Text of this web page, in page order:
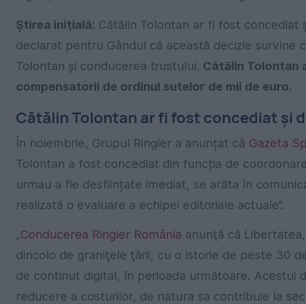
Ştirea iniţială: Cătălin Tolontan ar fi fost concediat
declarat pentru Gândul că această decizie survine
Tolontan și conducerea trustului. Cătălin Tolontan
compensatorii de ordinul sutelor de mii de euro.
Cătălin Tolontan ar fi fost concediat și
În noiembrie, Grupul Ringier a anunțat că Gazeta
Tolontan a fost concediat din funcția de
urmau a fie desființate imediat, se arăta în
realizată o evaluare a echipei editoriale actuale”.
„Conducerea Ringier România anunţă că
dincolo de graniţele ţării, cu o istorie de peste 30
de continut digital, în perioada următoare. Acestui
reducere a costurilor, de natura sa contribuie la